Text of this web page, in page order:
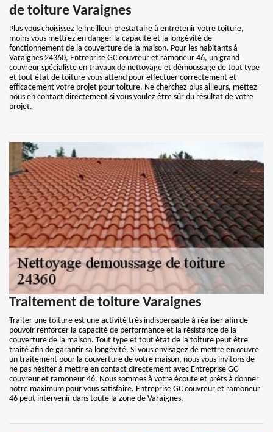
de toiture Varaignes
Plus vous choisissez le meilleur prestataire à entretenir votre toiture,
moins vous mettrez en danger la capacité et la longévité de
fonctionnement de la couverture de la maison. Pour les habitants à
Varaignes 24360, Entreprise GC couvreur et ramoneur 46, un grand
couvreur spécialiste en travaux de nettoyage et démoussage de tout type
et tout état de toiture vous attend pour effectuer correctement et
efficacement votre projet pour toiture. Ne cherchez plus ailleurs, mettez-
nous en contact directement si vous voulez être sûr du résultat de votre
projet.
Traitement de toiture Varaignes
Traiter une toiture est une activité très indispensable à réaliser afin de
pouvoir renforcer la capacité de performance et la résistance de la
couverture de la maison. Tout type et tout état de la toiture peut être
traité afin de garantir sa longévité. Si vous envisagez de mettre en œuvre
un traitement pour la couverture de votre maison, nous vous invitons de
ne pas hésiter à mettre en contact directement avec Entreprise GC
couvreur et ramoneur 46. Nous sommes à votre écoute et prêts à donner
notre maximum pour vous satisfaire. Entreprise GC couvreur et ramoneur
46 peut intervenir dans toute la zone de Varaignes.